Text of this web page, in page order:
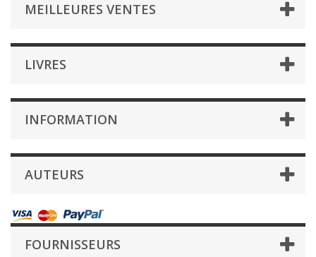
MEILLEURES VENTES
LIVRES
INFORMATION
AUTEURS
FOURNISSEURS